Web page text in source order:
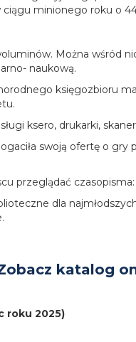
ciągu minionego roku o
Można wśród
naukową.
księgozbioru
ksero, drukarki,
swoją ofertę o
przeglądać
dla
katalog
roku 2025)